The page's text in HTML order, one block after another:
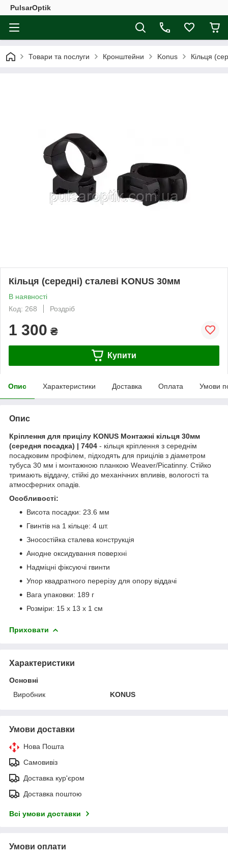
PulsarOptik
Товари та послуги Кронштейни Konus Кільця
Кільця (середні) сталеві KONUS 30мм
В наявності
Код: 268
Роздріб
1 300 ₴
Купити
Опис Характеристики Доставка Оплата Умови
Опис
Кріплення для прицілу KONUS Монтажні кільця 30мм
(середня посадка) | 7404 - кільця кріплення з середнім
посадковим профілем, підходять для прицілів з діаметром
тубуса 30 мм і монтажною планкою Weaver/Picatinny. Стійко
тримають віддачу, стійкі до механічних впливів, вологості та
атмосферних опадів.
Особливості:
Висота посадки: 23.6 мм
Гвинтів на 1 кільце: 4 шт.
Зносостійка сталева конструкція
Анодне оксидування поверхні
Надміцні фіксуючі гвинти
Упор квадратного перерізу для опору віддачі
Вага упаковки: 189 г
Розміри: 15 х 13 х 1 см
Приховати
Характеристики
Основні
Виробник
KONUS
Умови доставки
Нова Пошта
Самовивіз
Доставка кур'єром
Доставка поштою
Всі умови доставки
Умови оплати